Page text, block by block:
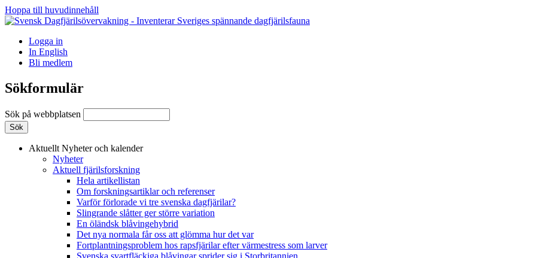
Hoppa till huvudinnehåll
Logga in
In English
Bli medlem
Sökformulär
Sök på webbplatsen
Aktuellt Nyheter och kalender
Nyheter
Aktuell fjärilsforskning
Hela artikellistan
Om forskningsartiklar och referenser
Varför förlorade vi tre svenska dagfjärilar?
Slingrande slåtter ger större variation
En öländsk blåvingehybrid
Det nya normala får oss att glömma hur det var
Fortplantningsproblem hos rapsfjärilar efter värmestress som larver
Svenska svartfläckiga blåvingar sprider sig i Storbritannien